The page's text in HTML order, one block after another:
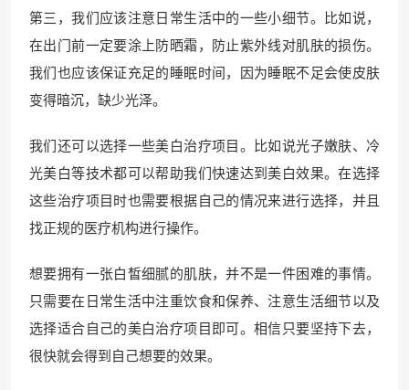
第三，我们应该注意日常生活中的一些小细节。比如说，
在出门前一定要涂上防晒霜，防止紫外线对肌肤的损伤。
我们也应该保证充足的睡眠时间，因为睡眠不足会使皮肤
变得暗沉，缺少光泽。
我们还可以选择一些美白治疗项目。比如说光子嫩肤、冷
光美白等技术都可以帮助我们快速达到美白效果。在选择
这些治疗项目时也需要根据自己的情况来进行选择，并且
找正规的医疗机构进行操作。
想要拥有一张白皙细腻的肌肤，并不是一件困难的事情。
只需要在日常生活中注重饮食和保养、注意生活细节以及
选择适合自己的美白治疗项目即可。相信只要坚持下去，
很快就会得到自己想要的效果。